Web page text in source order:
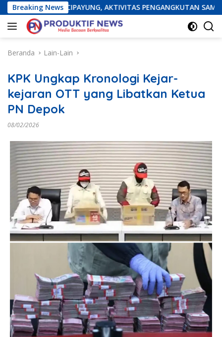
Langsung
ke
konten
Breaking News
DI CIPAYUNG, AKTIVITAS PENGANGKUTAN SAMPAH IKUT
Beranda Lain-Lain
KPK Ungkap Kronologi Kejar-
kejaran OTT yang Libatkan Ketua
PN Depok
08/02/2026